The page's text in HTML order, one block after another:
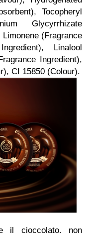
Tocopheryl
Glycyrrhizate
(Fragrance
Linalool
Ingredient),
CI 15850 (Colour).
il cioccolato, non